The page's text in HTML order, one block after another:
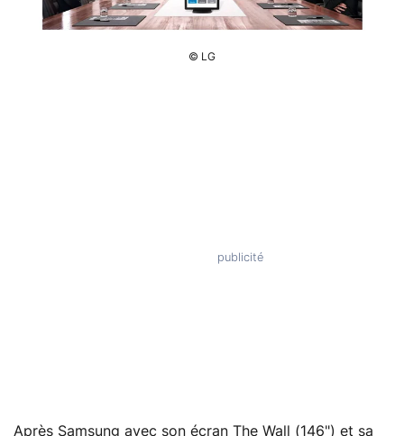
© LG
Après Samsung avec son écran The Wall (146") et sa